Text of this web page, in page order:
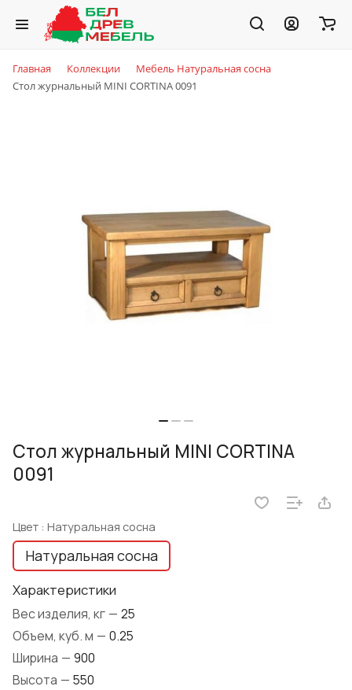
Главная Коллекции
Мебель Натуральная сосна
Стол журнальный MINI CORTINA 0091
Стол журнальный MINI CORTINA
0091
Цвет : Натуральная сосна
Натуральная сосна
Характеристики
Вес изделия, кг — 25
Объем, куб. м — 0.25
Ширина — 900
Высота — 550